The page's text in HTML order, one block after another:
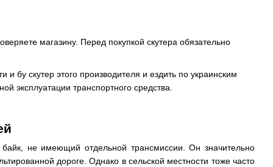
магазину. Перед покупкой скутера обязательно
бу скутер этого производителя и ездить по украинским
эксплуатации транспортного средства.
не имеющий отдельной трансмиссии. Он значительно
дороге. Однако в сельской местности тоже часто